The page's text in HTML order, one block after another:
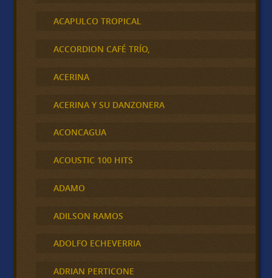
ACAPULCO TROPICAL
ACCORDION CAFÉ TRÍO,
ACERINA
ACERINA Y SU DANZONERA
ACONCAGUA
ACOUSTIC 100 HITS
ADAMO
ADILSON RAMOS
ADOLFO ECHEVERRIA
ADRIAN PERTICONE